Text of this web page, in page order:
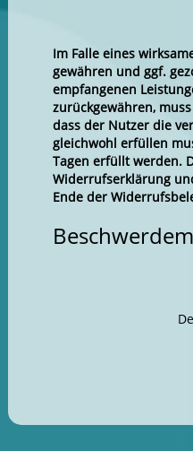
Im Falle eines
gewähren und ggf.
empfangenen
zurückgewähren,
dass der Nutzer die
gleichwohl erfüllen
Tagen erfüllt werden.
Widerrufserklärung
Ende der